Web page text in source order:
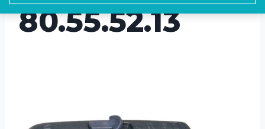
80.55.52.13